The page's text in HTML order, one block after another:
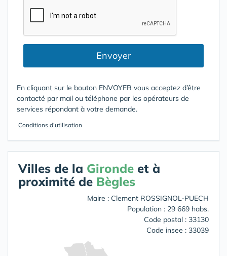
Envoyer
En cliquant sur le bouton ENVOYER vous acceptez d’être
contacté par mail ou téléphone par les opérateurs de
services répondant à votre demande.
Conditions d'utilisation
Villes de la Gironde et à
proximité de Bègles
Maire : Clement ROSSIGNOL-PUECH
Population : 29 669 habs.
Code postal : 33130
Code insee : 33039